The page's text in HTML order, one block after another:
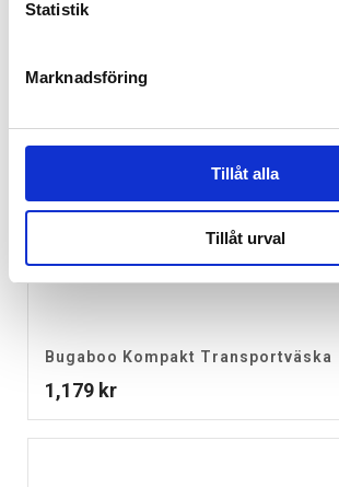
Statistik
Marknadsföring
Tillåt alla
Tillåt urval
Bugaboo Kompakt Transportväska
1,179 kr